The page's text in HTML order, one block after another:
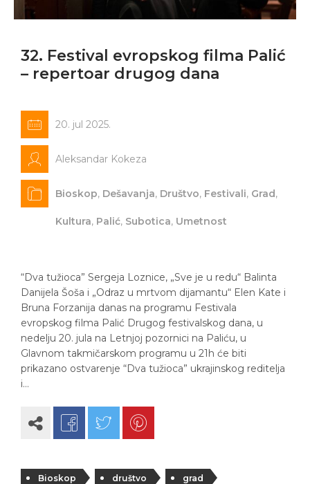
32. Festival evropskog filma Palić
– repertoar drugog dana
20. jul 2025.
Aleksandar Kokeza
Bioskop, Dešavanja, Društvo, Festivali, Grad,
Kultura, Palić, Subotica, Umetnost
“Dva tužioca” Sergeja Loznice, „Sve je u redu“ Balinta
Danijela Šoša i „Odraz u mrtvom dijamantu“ Elen Kate i
Bruna Forzanija danas na programu Festivala
evropskog filma Palić Drugog festivalskog dana, u
nedelju 20. jula na Letnjoj pozornici na Paliću, u
Glavnom takmičarskom programu u 21h će biti
prikazano ostvarenje “Dva tužioca” ukrajinskog reditelja
i…
Bioskop društvo grad